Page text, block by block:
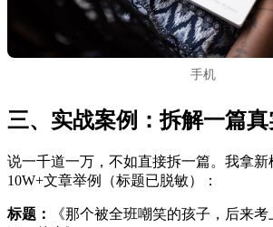
手机
三、实战案例：拆解一篇
说一千道一万，不如直接拆一篇。我拿
10W+文章举例（标题已脱敏）：
标题：
《那个被全班嘲笑的孩子，后来